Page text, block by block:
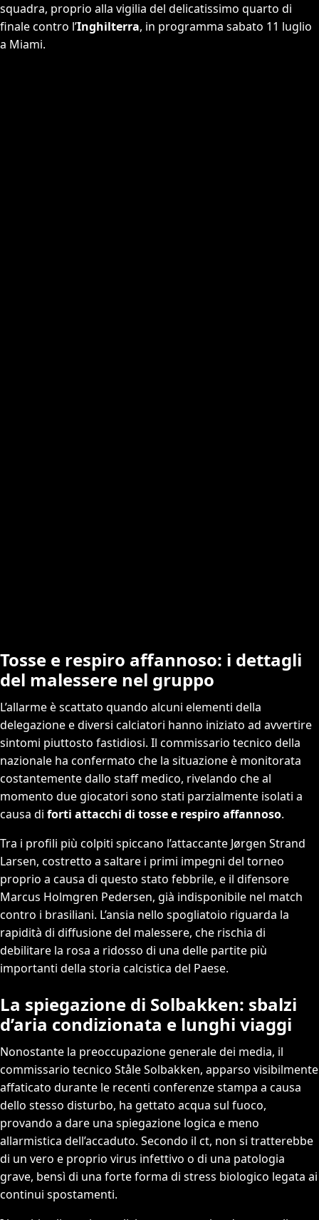
squadra, proprio alla vigilia del delicatissimo quarto di
finale contro l’Inghilterra, in programma sabato 11 luglio
a Miami.
Tosse e respiro affannoso: i dettagli
del malessere nel gruppo
L’allarme è scattato quando alcuni elementi della
delegazione e diversi calciatori hanno iniziato ad avvertire
sintomi piuttosto fastidiosi. Il commissario tecnico della
nazionale ha confermato che la situazione è monitorata
costantemente dallo staff medico, rivelando che al
momento due giocatori sono stati parzialmente isolati a
causa di forti attacchi di tosse e respiro affannoso.
Tra i profili più colpiti spiccano l’attaccante Jørgen Strand
Larsen, costretto a saltare i primi impegni del torneo
proprio a causa di questo stato febbrile, e il difensore
Marcus Holmgren Pedersen, già indisponibile nel match
contro i brasiliani. L’ansia nello spogliatoio riguarda la
rapidità di diffusione del malessere, che rischia di
debilitare la rosa a ridosso di una delle partite più
importanti della storia calcistica del Paese.
La spiegazione di Solbakken: sbalzi
d’aria condizionata e lunghi viaggi
Nonostante la preoccupazione generale dei media, il
commissario tecnico Ståle Solbakken, apparso visibilmente
affaticato durante le recenti conferenze stampa a causa
dello stesso disturbo, ha gettato acqua sul fuoco,
provando a dare una spiegazione logica e meno
allarmistica dell’accaduto. Secondo il ct, non si tratterebbe
di un vero e proprio virus infettivo o di una patologia
grave, bensì di una forte forma di stress biologico legata ai
continui spostamenti.